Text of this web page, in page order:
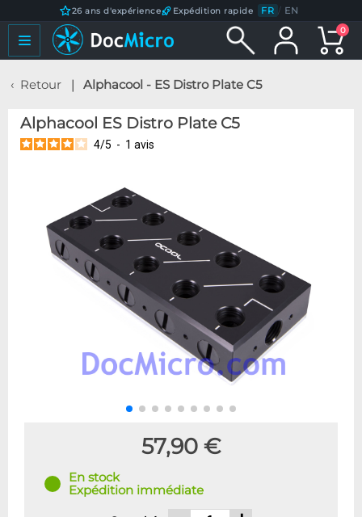
26 ans d'expérience Expédition rapide FR / EN
0
Retour Alphacool - ES Distro Plate C5
Alphacool ES Distro Plate C5
4/5 - 1 avis
57,90 €
En stock
Expédition immédiate